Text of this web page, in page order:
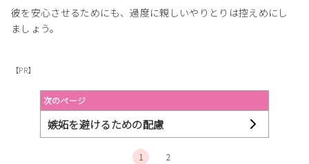
彼を安心させるためにも、過度に親しいやりとりは控えめにし
ましょう。
【PR】
次のページ
嫉妬を避けるための配慮
1 2